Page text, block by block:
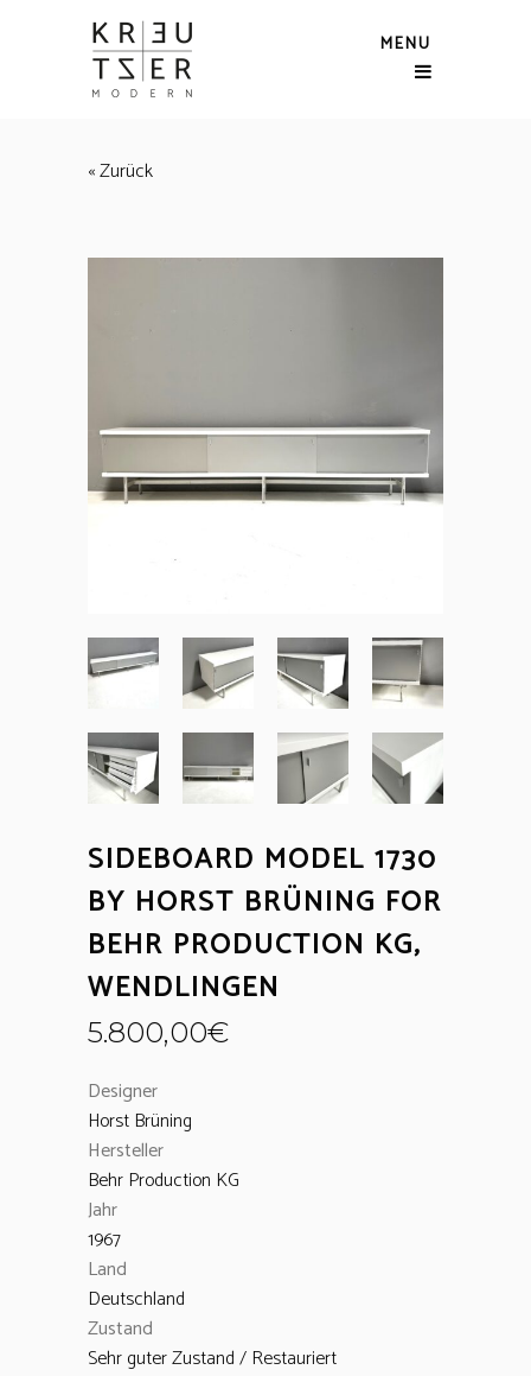
MENU
« Zurück
SIDEBOARD MODEL 1730
BY HORST BRÜNING FOR
BEHR PRODUCTION KG,
WENDLINGEN
5.800,00€
Designer
Horst Brüning
Hersteller
Behr Production KG
Jahr
1967
Land
Deutschland
Zustand
Sehr guter Zustand / Restauriert